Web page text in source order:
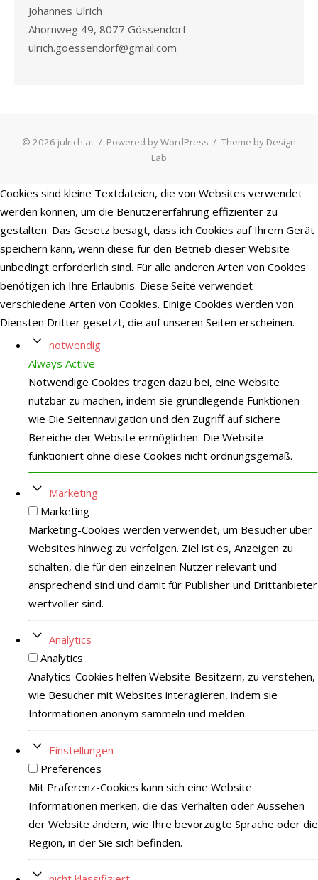
Johannes Ulrich
Ahornweg 49, 8077 Gössendorf
ulrich.goessendorf@gmail.com
© 2026 julrich.at / Powered by WordPress / Theme by Design
Lab
Cookies sind kleine Textdateien, die von Websites verwendet
werden können, um die Benutzererfahrung effizienter zu
gestalten. Das Gesetz besagt, dass ich Cookies auf Ihrem Gerät
speichern kann, wenn diese für den Betrieb dieser Website
unbedingt erforderlich sind. Für alle anderen Arten von Cookies
benötigen ich Ihre Erlaubnis. Diese Seite verwendet
verschiedene Arten von Cookies. Einige Cookies werden von
Diensten Dritter gesetzt, die auf unseren Seiten erscheinen.
notwendig
Always Active
Notwendige Cookies tragen dazu bei, eine Website
nutzbar zu machen, indem sie grundlegende Funktionen
wie Die Seitennavigation und den Zugriff auf sichere
Bereiche der Website ermöglichen. Die Website
funktioniert ohne diese Cookies nicht ordnungsgemäß.
Marketing
Marketing
Marketing-Cookies werden verwendet, um Besucher über
Websites hinweg zu verfolgen. Ziel ist es, Anzeigen zu
schalten, die für den einzelnen Nutzer relevant und
ansprechend sind und damit für Publisher und Drittanbieter
wertvoller sind.
Analytics
Analytics
Analytics-Cookies helfen Website-Besitzern, zu verstehen,
wie Besucher mit Websites interagieren, indem sie
Informationen anonym sammeln und melden.
Einstellungen
Preferences
Mit Präferenz-Cookies kann sich eine Website
Informationen merken, die das Verhalten oder Aussehen
der Website ändern, wie Ihre bevorzugte Sprache oder die
Region, in der Sie sich befinden.